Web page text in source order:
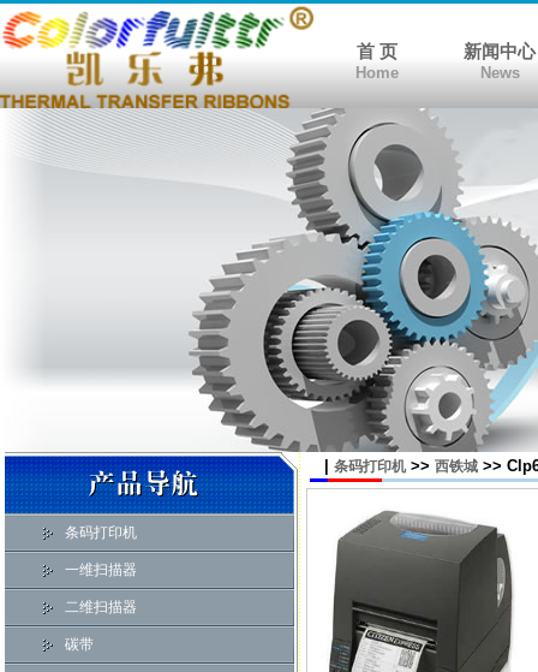
首 页
Home
新闻中心
News
条码打印机
一维扫描器
二维扫描器
碳带
条码打印机 >> 西铁城 >>